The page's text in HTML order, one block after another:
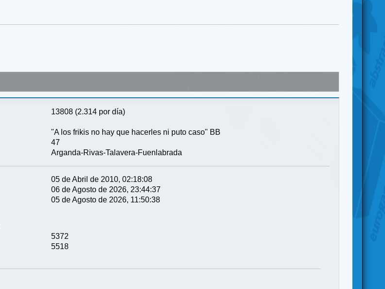
13808 (2.314 por día)
"A los frikis no hay que hacerles ni puto caso" BB
47
Arganda-Rivas-Talavera-Fuenlabrada
05 de Abril de 2010, 02:18:08
06 de Agosto de 2026, 23:44:37
05 de Agosto de 2026, 11:50:38
5372
5518